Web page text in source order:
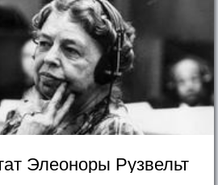
Элеоноры Рузвельт